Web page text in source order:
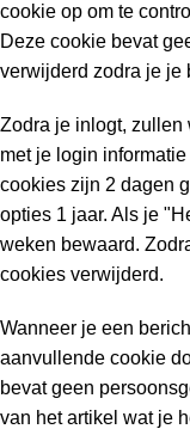
cookie op om te
Deze cookie bevat
verwijderd zodra je je
Zodra je inlogt, zullen
met je login
cookies zijn 2 dagen
opties 1 jaar. Als je
weken bewaard.
cookies verwijderd.
Wanneer je een
aanvullende cookie
bevat geen
van het artikel wat je